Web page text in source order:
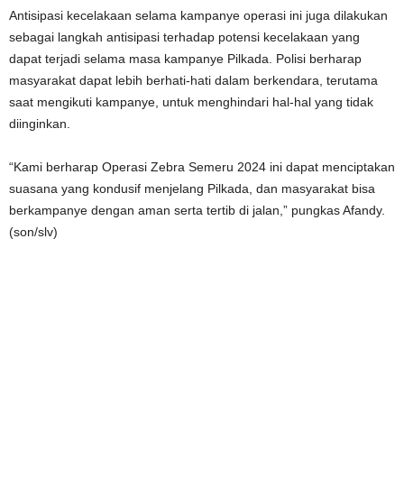
Antisipasi kecelakaan selama kampanye operasi ini juga dilakukan
sebagai langkah antisipasi terhadap potensi kecelakaan yang
dapat terjadi selama masa kampanye Pilkada. Polisi berharap
masyarakat dapat lebih berhati-hati dalam berkendara, terutama
saat mengikuti kampanye, untuk menghindari hal-hal yang tidak
diinginkan.
“Kami berharap Operasi Zebra Semeru 2024 ini dapat menciptakan
suasana yang kondusif menjelang Pilkada, dan masyarakat bisa
berkampanye dengan aman serta tertib di jalan,” pungkas Afandy.
(son/slv)